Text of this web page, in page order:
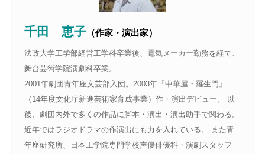
千田 恵子（作家・演出家）
法政大学工学部経営工学科卒業後、電気メーカー勤務を経て、
舞台芸術学院演劇科卒業。
2001年劇団青年座文芸部入団。2003年『中華屋・羅生門』
（14年度文化庁新進芸術家育成事業）作・演出デビュー。 以
後、劇団内外で多くの作品に脚本・演出・演出助手で関わる。
近年ではラジオドラマの作演出にも力を入れている。 また青
年座研究所、日本工学院専門学校声優俳優科・演劇スタッフ